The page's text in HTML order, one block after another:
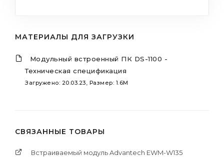
МАТЕРИАЛЫ ДЛЯ ЗАГРУЗКИ
Модульный встроенный ПК DS-1100 -
Техническая спецификация
Загружено: 20.03.23, Размер: 1.6M
СВЯЗАННЫЕ ТОВАРЫ
Встраиваемый модуль Advantech EWM-W135